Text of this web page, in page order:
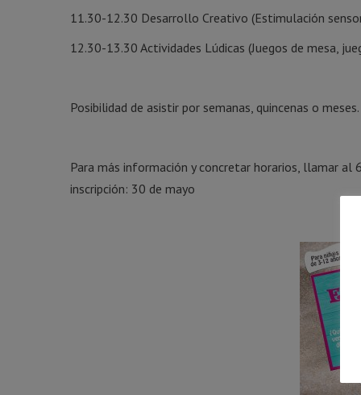
11.30-12.30 Desarrollo Creativo (Estimulación
12.30-13.30 Actividades Lúdicas (Juegos de mesa,
Posibilidad de asistir por semanas, quincenas o
Para más información y concretar horarios, llamar
inscripción: 30 de mayo